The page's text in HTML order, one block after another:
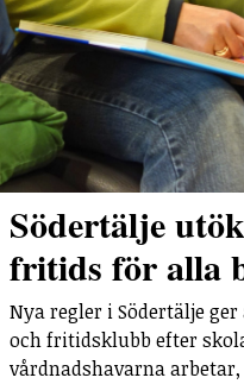
Södertälje
fritids för alla
Nya regler i Södertälje
och fritidsklubb efter
vårdnadshavarna